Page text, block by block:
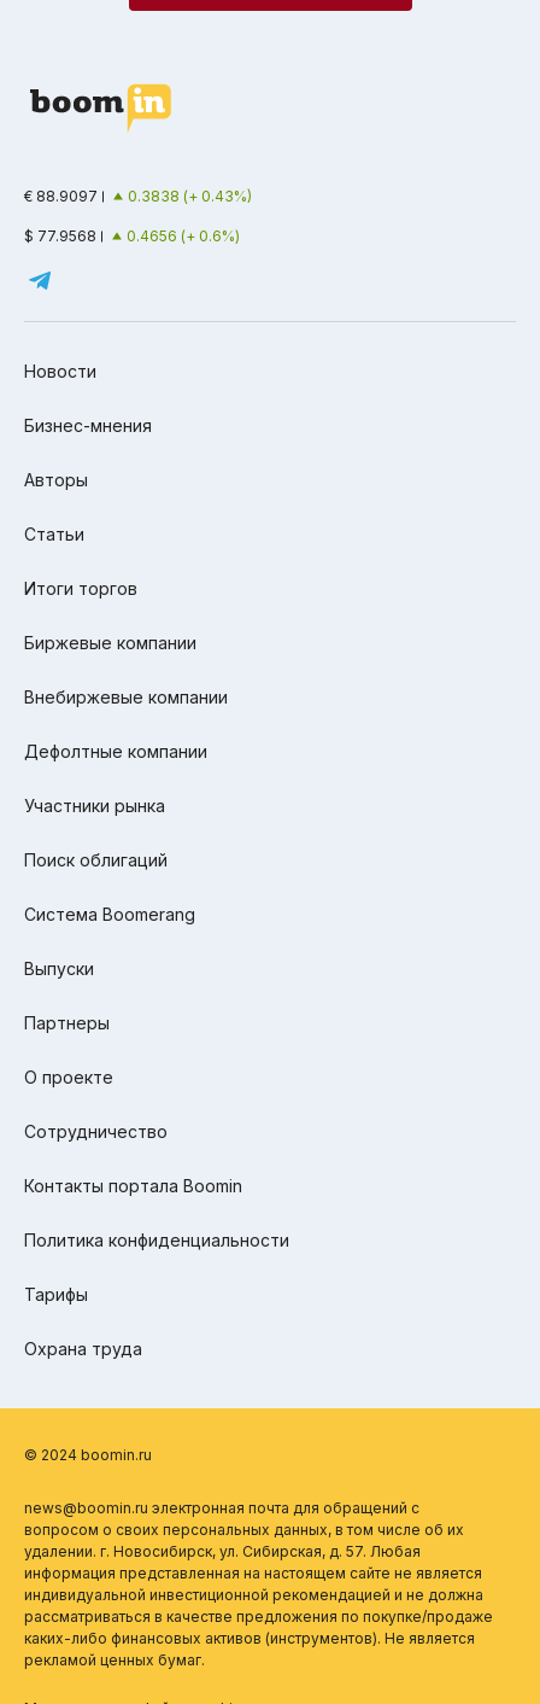
€ 88.9097 0.3838 (+ 0.43%)
$ 77.9568 0.4656 (+ 0.6%)
Новости
Бизнес-мнения
Авторы
Статьи
Итоги торгов
Биржевые компании
Внебиржевые компании
Дефолтные компании
Участники рынка
Поиск облигаций
Система Boomerang
Выпуски
Партнеры
О проекте
Сотрудничество
Контакты портала Boomin
Политика конфиденциальности
Тарифы
Охрана труда
© 2024 boomin.ru
news@boomin.ru электронная почта для обращений с
вопросом о своих персональных данных, в том числе об их
удалении. г. Новосибирск, ул. Сибирская, д. 57. Любая
информация представленная на настоящем сайте не является
индивидуальной инвестиционной рекомендацией и не должна
рассматриваться в качестве предложения по покупке/продаже
каких-либо финансовых активов (инструментов). Не является
рекламой ценных бумаг.